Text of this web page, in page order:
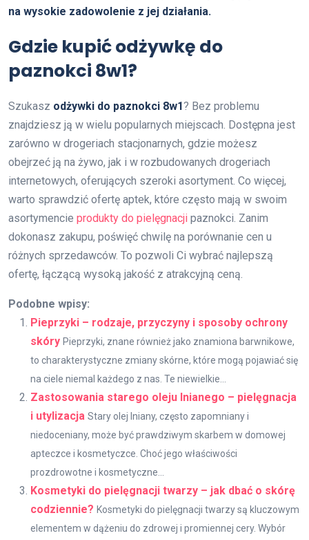
na wysokie zadowolenie z jej działania.
Gdzie kupić odżywkę do
paznokci 8w1?
Szukasz odżywki do paznokci 8w1? Bez problemu
znajdziesz ją w wielu popularnych miejscach. Dostępna jest
zarówno w drogeriach stacjonarnych, gdzie możesz
obejrzeć ją na żywo, jak i w rozbudowanych drogeriach
internetowych, oferujących szeroki asortyment. Co więcej,
warto sprawdzić ofertę aptek, które często mają w swoim
asortymencie produkty do pielęgnacji paznokci. Zanim
dokonasz zakupu, poświęć chwilę na porównanie cen u
różnych sprzedawców. To pozwoli Ci wybrać najlepszą
ofertę, łączącą wysoką jakość z atrakcyjną ceną.
Podobne wpisy:
Pieprzyki – rodzaje, przyczyny i sposoby ochrony
skóry Pieprzyki, znane również jako znamiona barwnikowe,
to charakterystyczne zmiany skórne, które mogą pojawiać się
na ciele niemal każdego z nas. Te niewielkie...
Zastosowania starego oleju lnianego – pielęgnacja
i utylizacja Stary olej lniany, często zapomniany i
niedoceniany, może być prawdziwym skarbem w domowej
apteczce i kosmetyczce. Choć jego właściwości
prozdrowotne i kosmetyczne...
Kosmetyki do pielęgnacji twarzy – jak dbać o skórę
codziennie? Kosmetyki do pielęgnacji twarzy są kluczowym
elementem w dążeniu do zdrowej i promiennej cery. Wybór